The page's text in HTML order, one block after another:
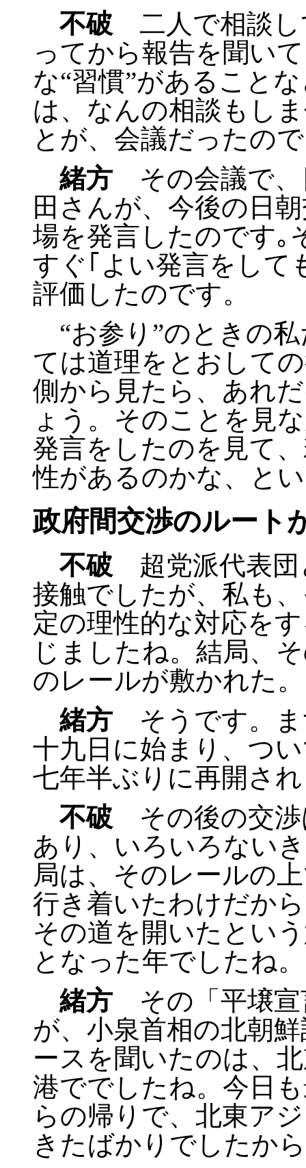
不破 二人で相談し
ってから報告を聞い
な“習慣”があること
は、なんの相談もし
とが、会議だったの
緒方 その会議で、
田さんが、今後の日
場を発言したのです｡
すぐ｢よい発言をして
評価したのです。
“お参り”のときの
ては道理をとおして
側から見たら、あれ
ょう。そのことを見
発言をしたのを見て
性があるのかな、と
政府間交渉のルート
不破 超党派代表団
接触でしたが、私も
定の理性的な対応を
じましたね。結局、
のレールが敷かれた。
緒方 そうです。ま
十九日に始まり、つ
七年半ぶりに再開さ
不破 その後の交渉
あり、いろいろない
局は、そのレールの
行き着いたわけだか
その道を開いたとい
となった年でしたね。
緒方 その「平壌宣
が、小泉首相の北朝
ースを聞いたのは、
港ででしたね。今日
らの帰りで、北東ア
きたばかりでしたか